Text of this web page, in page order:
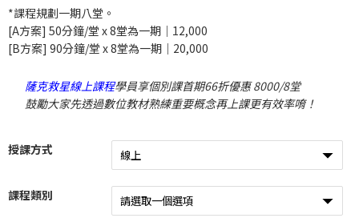
*課程規劃一期八堂。
[A方案] 50分鐘/堂 x 8堂為一期｜12,000
[B方案] 90分鐘/堂 x 8堂為一期｜20,000
薩克救星線上課程學員享個別課首期66折優惠 8000/8堂
鼓勵大家先透過數位教材熟練重要概念再上課更有效率唷！
授課方式
課程類別